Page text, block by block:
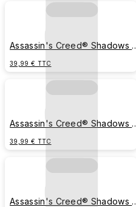
Assassin's Creed® Shadows -
39,99 € TTC
Assassin's Creed® Shadows -
39,99 € TTC
Assassin's Creed® Shadows -